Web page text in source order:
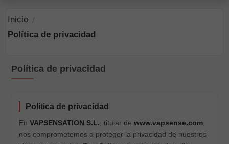
Inicio
Política de privacidad
Política de privacidad
Política de privacidad
EnVAPSENSATION S.L. , titular dewww.vapsense.com
nos comprometemos a proteger la privacidad de nuestros